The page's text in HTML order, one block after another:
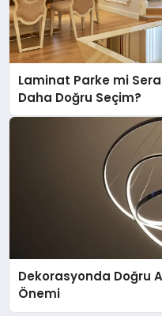
Laminat Parke mi
Daha Doğru Seçim?
Dekorasyonda Doğru
Önemi